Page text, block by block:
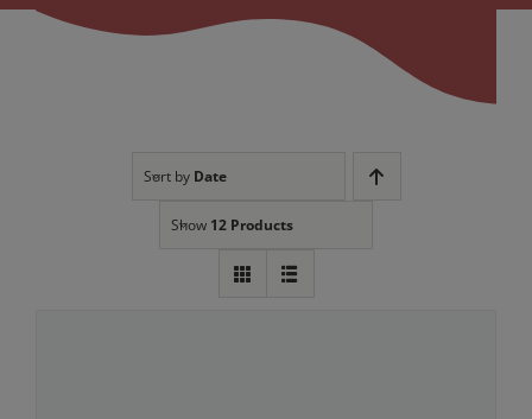
Sort by Date
Show 12 Products